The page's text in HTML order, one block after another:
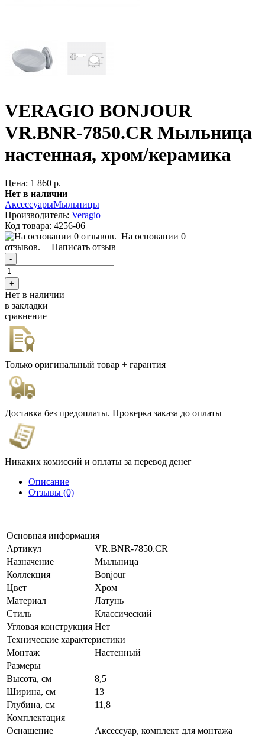
VERAGIO BONJOUR
VR.BNR-7850.CR Мыльница
настенная, хром/керамика
Цена: 1 860 р.
Нет в наличии
АксессуарыМыльницы
Производитель: Veragio
Код товара: 4256-06
На основании 0
отзывов. | Написать отзыв
Нет в наличии
в закладки
сравнение
Только оригинальный товар + гарантия
Доставка без предоплаты. Проверка заказа до оплаты
Никаких комиссий и оплаты за перевод денег
Описание
Отзывы (0)
Основная информация
Артикул
VR.BNR-7850.CR
Назначение
Мыльница
Коллекция
Bonjour
Цвет
Хром
Материал
Латунь
Стиль
Классический
Угловая конструкция Нет
Технические характеристики
Монтаж
Настенный
Размеры
Высота, см
8,5
Ширина, см
13
Глубина, см
11,8
Комплектация
Оснащение
Аксессуар, комплект для монтажа